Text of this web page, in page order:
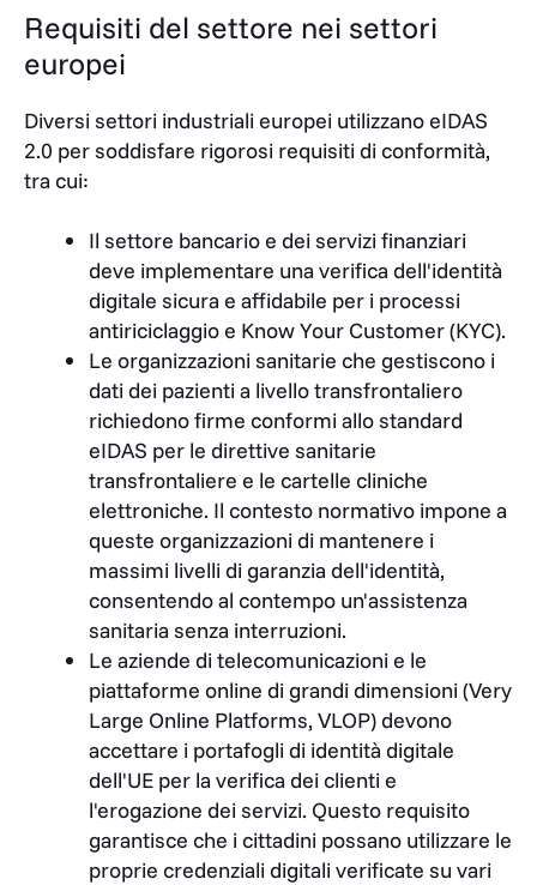
Requisiti del settore nei settori
europei
Diversi settori industriali europei utilizzano eIDAS
2.0 per soddisfare rigorosi requisiti di conformità,
tra cui:
Il settore bancario e dei servizi finanziari
deve implementare una verifica dell'identità
digitale sicura e affidabile per i processi
antiriciclaggio e Know Your Customer (KYC).
Le organizzazioni sanitarie che gestiscono i
dati dei pazienti a livello transfrontaliero
richiedono firme conformi allo standard
eIDAS per le direttive sanitarie
transfrontaliere e le cartelle cliniche
elettroniche. Il contesto normativo impone a
queste organizzazioni di mantenere i
massimi livelli di garanzia dell'identità,
consentendo al contempo un'assistenza
sanitaria senza interruzioni.
Le aziende di telecomunicazioni e le
piattaforme online di grandi dimensioni (Very
Large Online Platforms, VLOP) devono
accettare i portafogli di identità digitale
dell'UE per la verifica dei clienti e
l'erogazione dei servizi. Questo requisito
garantisce che i cittadini possano utilizzare le
proprie credenziali digitali verificate su vari